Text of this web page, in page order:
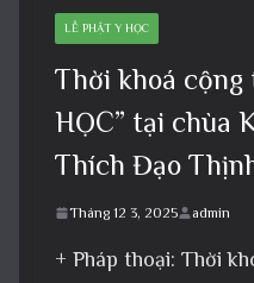
LỄ PHẬT Y HỌC
Thời khoá cộng
HỌC” tại chùa
Thích Đạo
Tháng 12 3, 2025 admin
+ Pháp thoại: Thời